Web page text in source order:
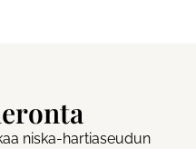
niska-hartiaseudun